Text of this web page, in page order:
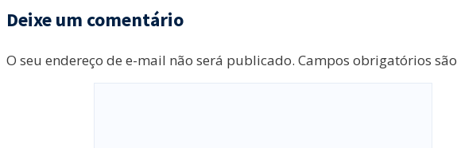
Deixe um comentário
O seu endereço de e-mail não será publicado. Campos obrigatórios